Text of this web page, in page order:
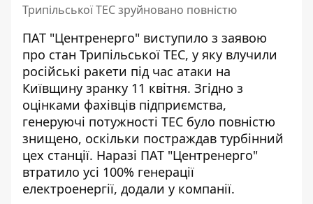
Трипільської ТЕС зруйновано повністю
ПАТ "Центренерго" виступило з заявою
про стан Трипільської ТЕС, у яку влучили
російські ракети під час атаки на
Київщину зранку 11 квітня. Згідно з
оцінками фахівців підприємства,
генеруючі потужності ТЕС було повністю
знищено, оскільки постраждав турбінний
цех станції. Наразі ПАТ "Центренерго"
втратило усі 100% генерації
електроенергії, додали у компанії.